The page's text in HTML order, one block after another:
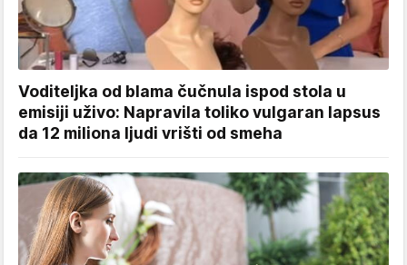
Voditeljka od blama čučnula ispod stola u
emisiji uživo: Napravila toliko vulgaran lapsus
da 12 miliona ljudi vrišti od smeha